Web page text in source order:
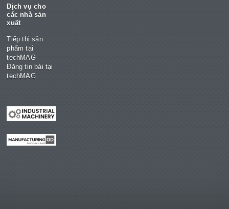
Dịch vụ cho
các nhà sản
xuất
Tiếp thị sản
phẩm tại
techMAG
Đăng tin bài tại
techMAG